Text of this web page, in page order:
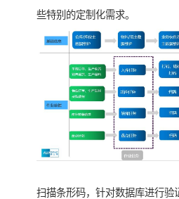
些特别的定制化需求。
扫描条形码，针对数据库进行验